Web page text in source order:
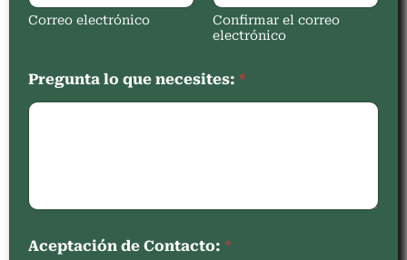
Correo electrónico
Confirmar el correo
electrónico
Pregunta lo que necesites: *
Aceptación de Contacto: *